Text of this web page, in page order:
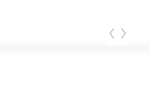
‹ ›